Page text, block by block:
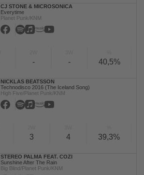
CJ STONE & MICROSONICA
Everytime
Planet Punk/KNM
- - 40,5%
NICKLAS BEATSSON
Technodisco 2016 (The Iceland Song)
High Five/Planet Punk/KNM
3 4 39,3%
STEREO PALMA FEAT. COZI
Sunshine After The Rain
Big Blind/Planet Punk/KNM